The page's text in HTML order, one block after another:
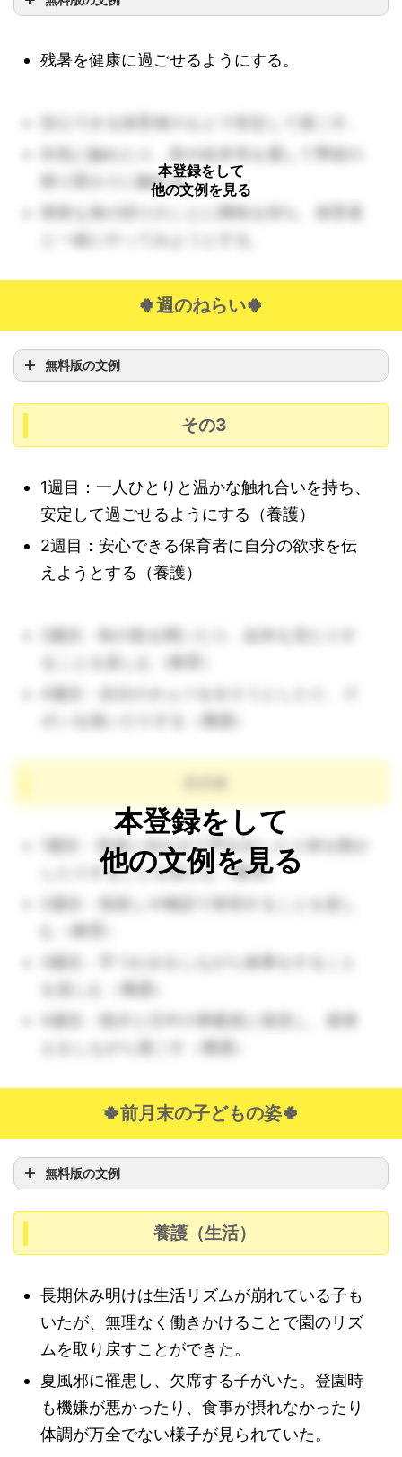
残暑を健康に過ごせるようにする。
外気に触れたり、歌や絵本等を通して季節の
移り変わりに触れる。
本登録をして
他の文例を見る
🍀週のねらい🍀
無料版の文例
その3
1週目：一人ひとりと温かな触れ合いを持ち、
安定して過ごせるようにする（養護）
2週目：安心できる保育者に自分の欲求を伝
えようとする（養護）
1週目：音楽に合わせて声を出したり体を動か
したりすることを楽しむ（教育）
2週目：指差しや喃語で表現することを楽し
本登録をして
他の文例を見る
🍀前月末の子どもの姿🍀
無料版の文例
養護（生活）
長期休み明けは生活リズムが崩れている子も
いたが、無理なく働きかけることで園のリズ
ムを取り戻すことができた。
夏風邪に罹患し、欠席する子がいた。登園時
も機嫌が悪かったり、食事が摂れなかったり
体調が万全でない様子が見られていた。